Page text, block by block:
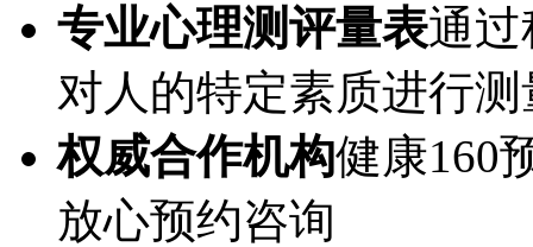
专业心理测评量表通
对人的特定素质进行
权威合作机构健康160
放心预约咨询